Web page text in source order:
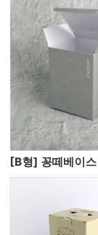
[B형] 꽁떼베이스